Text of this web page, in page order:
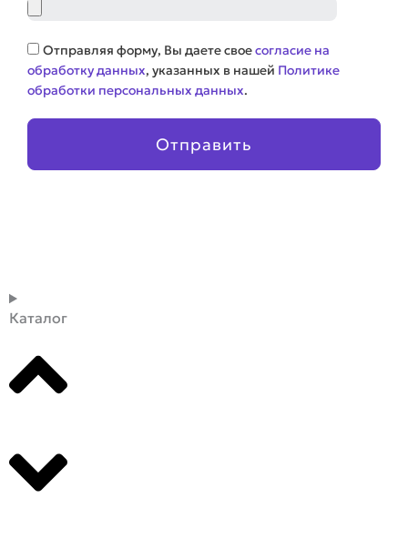
Соглашение
Отправляя форму, Вы даете своесогласие на
обработку данных, указанных в нашей Политике
обработки персональных данных.
Отправить
Каталог